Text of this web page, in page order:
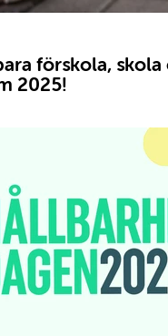
förskola, skola
2025!